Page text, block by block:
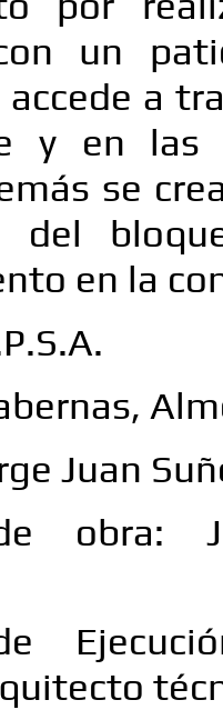
un
accede a
y en las
se
del
en la
Juan
obra: